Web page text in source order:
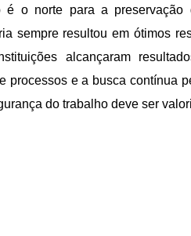
o norte para a preservação
sempre resultou em ótimos
alcançaram
processos e a busca contínua
do trabalho deve ser